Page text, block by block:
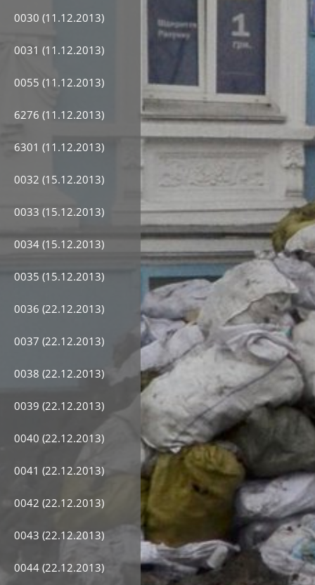
0030 (11.12.2013)
0031 (11.12.2013)
0055 (11.12.2013)
6276 (11.12.2013)
6301 (11.12.2013)
0032 (15.12.2013)
0033 (15.12.2013)
0034 (15.12.2013)
0035 (15.12.2013)
0036 (22.12.2013)
0037 (22.12.2013)
0038 (22.12.2013)
0039 (22.12.2013)
0040 (22.12.2013)
0041 (22.12.2013)
0042 (22.12.2013)
0043 (22.12.2013)
0044 (22.12.2013)